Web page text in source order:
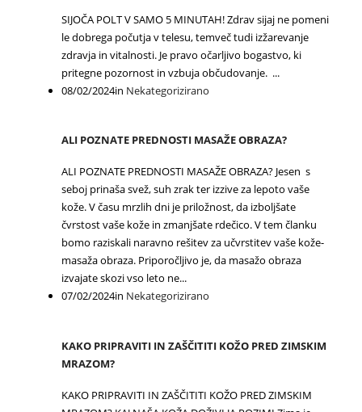
SIJOČA ​​POLT V SAMO 5 MINUTAH! Zdrav sijaj ne pomeni
le dobrega počutja v telesu, temveč tudi izžarevanje
zdravja in vitalnosti. Je pravo očarljivo bogastvo, ki
pritegne pozornost in vzbuja občudovanje. ...
08/02/2024in Nekategorizirano
ALI POZNATE PREDNOSTI MASAŽE OBRAZA?
ALI POZNATE PREDNOSTI MASAŽE OBRAZA? Jesen s
seboj prinaša svež, suh zrak ter izzive za lepoto vaše
kože. V času mrzlih dni je priložnost, da izboljšate
čvrstost vaše kože in zmanjšate rdečico. V tem članku
bomo raziskali naravno rešitev za učvrstitev vaše kože-
masaža obraza. Priporočljivo je, da masažo obraza
izvajate skozi vso leto ne...
07/02/2024in Nekategorizirano
KAKO PRIPRAVITI IN ZAŠČITITI KOŽO PRED ZIMSKIM
MRAZOM?
KAKO PRIPRAVITI IN ZAŠČITITI KOŽO PRED ZIMSKIM